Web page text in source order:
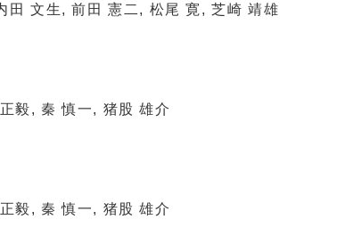
文生, 前田 憲二, 松尾 寛, 芝崎 靖雄
毅, 秦 慎一, 猪股 雄介
毅, 秦 慎一, 猪股 雄介